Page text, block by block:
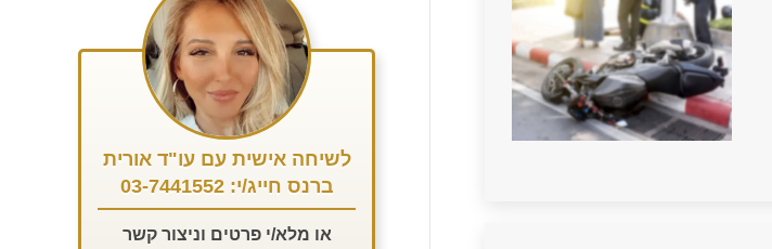
לשיחה אישית עם עו"ד אורית
ברנס חייג/י: 03-7441552
או מלא/י פרטים וניצור קשר